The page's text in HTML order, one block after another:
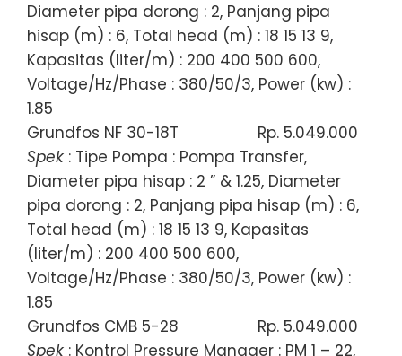
Diameter pipa dorong : 2, Panjang pipa
hisap (m) : 6, Total head (m) : 18 15 13 9,
Kapasitas (liter/m) : 200 400 500 600,
Voltage/Hz/Phase : 380/50/3, Power (kw) :
1.85
Grundfos NF 30-18T
Rp. 5.049.000
Spek : Tipe Pompa : Pompa Transfer,
Diameter pipa hisap : 2 ” & 1.25, Diameter
pipa dorong : 2, Panjang pipa hisap (m) : 6,
Total head (m) : 18 15 13 9, Kapasitas
(liter/m) : 200 400 500 600,
Voltage/Hz/Phase : 380/50/3, Power (kw) :
1.85
Grundfos CMB 5-28
Rp. 5.049.000
Spek : Kontrol Pressure Manager : PM 1 – 22,